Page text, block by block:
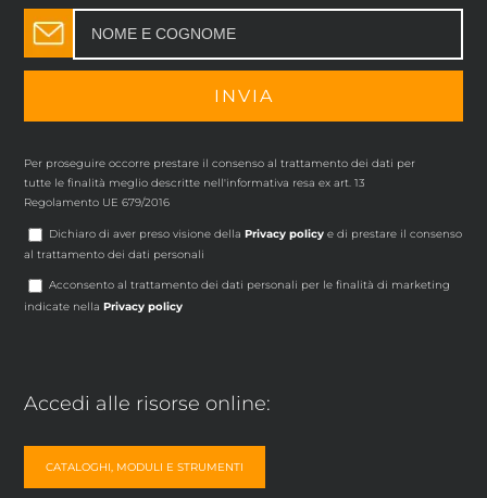
Per proseguire occorre prestare il consenso al trattamento dei dati per
tutte le finalità meglio descritte nell'informativa resa ex art. 13
Regolamento UE 679/2016
Dichiaro di aver preso visione dellaPrivacy policy e di prestare il consenso
al trattamento dei dati personali
Acconsento al trattamento dei dati personali per le finalità di marketing
indicate nellaPrivacy policy
Accedi alle risorse online:
CATALOGHI, MODULI E STRUMENTI